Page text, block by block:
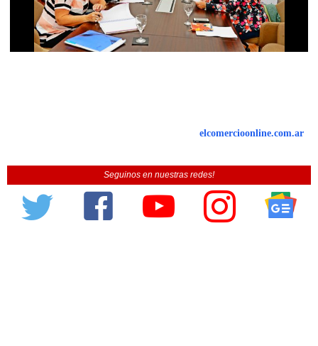
elcomercioonline.com.ar
Seguinos en nuestras redes!